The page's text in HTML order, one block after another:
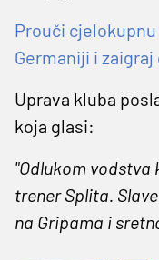
Prouči
Germaniji i zaigraj
Uprava kluba
koja glasi:
"Odlukom vodstva
trener Splita.
na Gripama i